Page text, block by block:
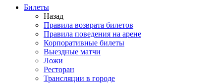
Билеты
Назад
Правила возврата билетов
Правила поведения на арене
Корпоративные билеты
Выездные матчи
Ложи
Ресторан
Трансляции в городе